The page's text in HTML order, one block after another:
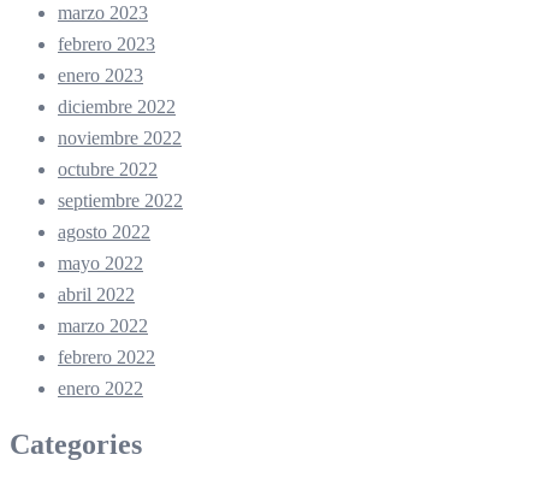
marzo 2023
febrero 2023
enero 2023
diciembre 2022
noviembre 2022
octubre 2022
septiembre 2022
agosto 2022
mayo 2022
abril 2022
marzo 2022
febrero 2022
enero 2022
Categories